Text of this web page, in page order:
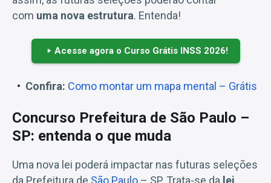
com uma nova estrutura. Entenda!
Acesse agora o Curso Grátis INSS 2026!
Confira: Como montar um mapa mental – Grátis
Concurso Prefeitura de São Paulo –
SP: entenda o que muda
Uma nova lei poderá impactar nas futuras seleções
da Prefeitura de São Paulo – SP. Trata-se da lei